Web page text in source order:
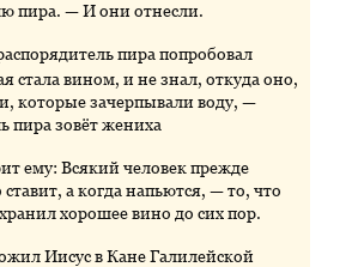
пира. — И они отнесли.
пира попробовал
стала вином, и не знал, откуда оно,
которые зачерпывали воду, —
пира зовёт жениха
ему: Всякий человек прежде
а когда напьются, — то, что
хорошее вино до сих пор.
Иисус в Кане Галилейской